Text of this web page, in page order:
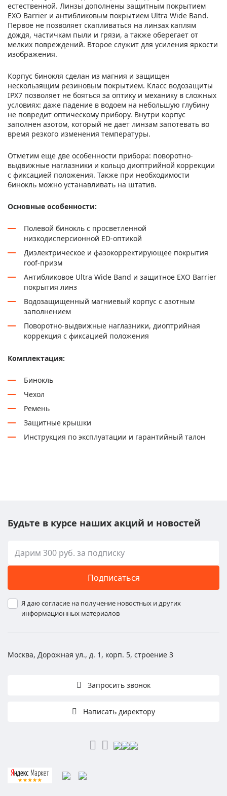
естественной. Линзы дополнены защитным покрытием
EXO Barrier и антибликовым покрытием Ultra Wide Band.
Первое не позволяет скапливаться на линзах каплям
дождя, частичкам пыли и грязи, а также оберегает от
мелких повреждений. Второе служит для усиления яркости
изображения.
Корпус бинокля сделан из магния и защищен
нескользящим резиновым покрытием. Класс водозащиты
IPX7 позволяет не бояться за оптику и механику в сложных
условиях: даже падение в водоем на небольшую глубину
не повредит оптическому прибору. Внутри корпус
заполнен азотом, который не дает линзам запотевать во
время резкого изменения температуры.
Отметим еще две особенности прибора: поворотно-
выдвижные наглазники и кольцо диоптрийной коррекции
с фиксацией положения. Также при необходимости
бинокль можно устанавливать на штатив.
Основные особенности:
Полевой бинокль с просветленной
низкодисперсионной ED-оптикой
Диэлектрическое и фазокорректирующее покрытия
roof-призм
Антибликовое Ultra Wide Band и защитное EXO Barrier
покрытия линз
Водозащищенный магниевый корпус с азотным
заполнением
Поворотно-выдвижные наглазники, диоптрийная
коррекция с фиксацией положения
Комплектация:
Бинокль
Чехол
Ремень
Защитные крышки
Инструкция по эксплуатации и гарантийный талон
Будьте в курсе наших акций и новостей
Подписаться
Я даю согласие на получение новостных и других
информационных материалов
Москва, Дорожная ул., д. 1, корп. 5, строение 3
Запросить звонок
Написать директору